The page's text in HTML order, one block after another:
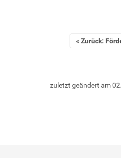
Zurück:
zuletzt geändert am